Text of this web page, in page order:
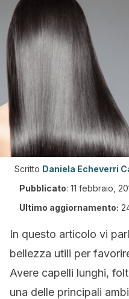
Scritto Daniela Echeverri
Pubblicato: 11 febbraio,
Ultimo aggiornamento:
In questo articolo vi
bellezza utili per
Avere capelli lunghi,
una delle principali